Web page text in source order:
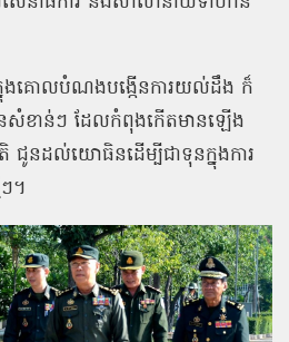
ក្នុងគោលបំណងបង្កើនការយល់ដឹង ក៏
ានសំខាន់ៗ ដែលកំពុងកើតមានឡើង
ជូនដល់យោធិនដើម្បីជាទុនក្នុងការ
ៗ។